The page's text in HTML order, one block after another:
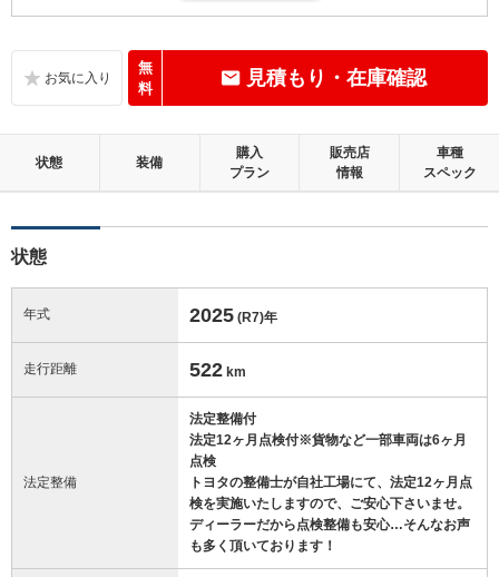
いたみ、汚れなどは少なく、全体的に良好な状態です。
この中古車の「車両品質評価書」を見る
無
料
見積もり・在庫確認
状態 装備
購入
プラン
販売店
情報
車種
スペック
状態
年式 2025 (R7)年
走行距離 522 km
法定整備
法定整備付
法定12ヶ月点検付※貨物など一部車両は6ヶ月
点検
トヨタの整備士が自社工場にて、法定12ヶ月点
検を実施いたしますので、ご安心下さいませ。
ディーラーだから点検整備も安心…そんなお声
も多く頂いております！